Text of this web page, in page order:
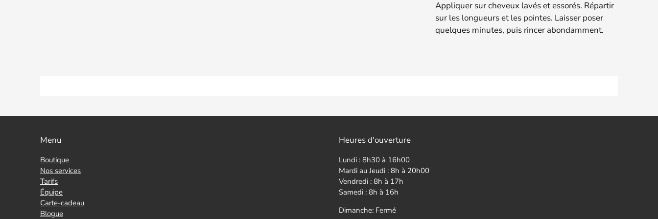
Appliquer sur cheveux lavés et essorés. Répartir
sur les longueurs et les pointes. Laisser poser
quelques minutes, puis rincer abondamment.
Menu
Boutique
Nos services
Tarifs
Équipe
Carte-cadeau
Blogue
Heures d'ouverture
Lundi : 8h30 à 16h00
Mardi au Jeudi : 8h à 20h00
Vendredi : 8h à 17h
Samedi : 8h à 16h
Dimanche: Fermé